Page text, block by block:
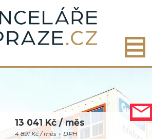
13 041 Kč / měs
4 891 Kč / měs + DPH